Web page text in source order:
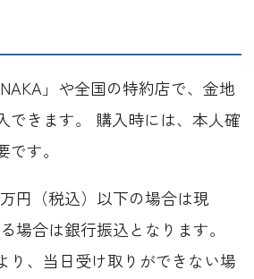
」や全国の特約店で、金地
できます。 購入時には、本人確
す。
円（税込）以下の場合は現
場合は銀行振込となります。
り、当日受け取りができない場